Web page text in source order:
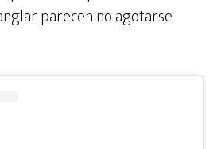
parecen no agotarse